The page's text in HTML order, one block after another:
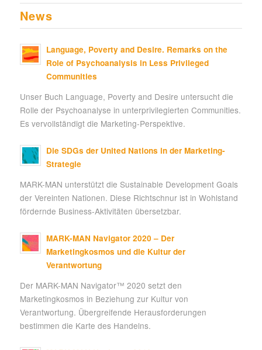
News
Language, Poverty and Desire. Remarks on the
Role of Psychoanalysis in Less Privileged
Communities
Unser Buch Language, Poverty and Desire untersucht die
Rolle der Psychoanalyse in unterprivilegierten Communities.
Es vervollständigt die Marketing-Perspektive.
Die SDGs der United Nations in der Marketing-
Strategie
MARK-MAN unterstützt die Sustainable Development Goals
der Vereinten Nationen. Diese Richtschnur ist in Wohlstand
fördernde Business-Aktivitäten übersetzbar.
MARK-MAN Navigator 2020 – Der
Marketingkosmos und die Kultur der
Verantwortung
Der MARK-MAN Navigator™ 2020 setzt den
Marketingkosmos in Beziehung zur Kultur von
Verantwortung. Übergreifende Herausforderungen
bestimmen die Karte des Handelns.